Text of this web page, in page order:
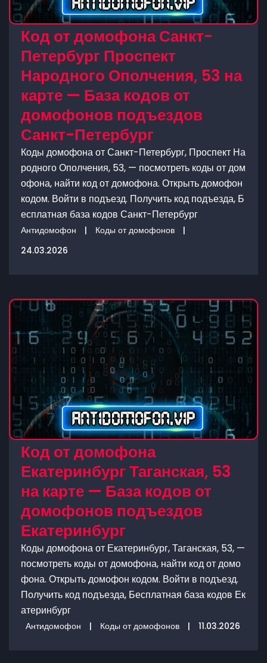
Код от домофона Санкт-
Петербург Проспект
Народного Ополчения, 53 на
карте — База кодов от
домофонов подъездов
Санкт-Петербург
Коды домофона от Санкт-Петербург, Проспект На
родного Ополчения, 53, — посмотреть коды от дом
офона, найти код от домофона. Открыть домофон
кодом. Войти в подъезд. Получить код подъезда, Б
есплатная база кодов Санкт-Петербург
Антидомофон | Коды от домофонов
|
24.03.2026
Код от домофона
Екатеринбург Таганская, 53
на карте — База кодов от
домофонов подъездов
Екатеринбург
Коды домофона от Екатеринбург, Таганская, 53, —
посмотреть коды от домофона, найти код от домо
фона. Открыть домофон кодом. Войти в подъезд.
Получить код подъезда, Бесплатная база кодов Ек
атеринбург
Антидомофон | Коды от домофонов | 11.03.2026